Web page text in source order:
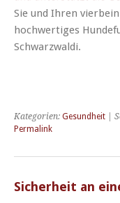
Sie und Ihren
hochwertiges
Schwarzwaldi.
Kategorien: Gesundheit |
Permalink
Sicherheit an